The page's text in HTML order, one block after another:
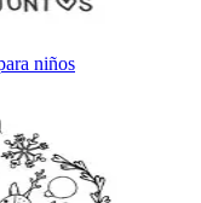
niños